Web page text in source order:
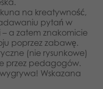
na kreatywność,
pytań w
a zatem znakomicie
poprzez zabawę.
(nie rysunkowe)
przez pedagogów.
Wskazana